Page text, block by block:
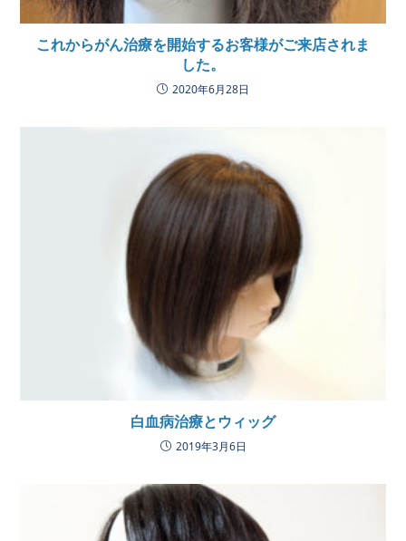
これからがん治療を開始するお客様がご来店されま
した。
2020年6月28日
白血病治療とウィッグ
2019年3月6日